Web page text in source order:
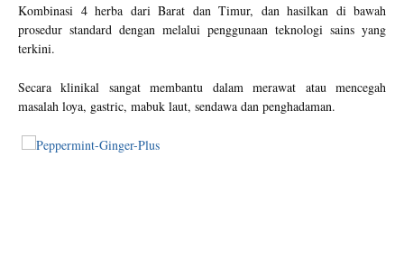
Kombinasi 4 herba dari Barat dan Timur, dan hasilkan di bawah
prosedur standard dengan melalui penggunaan teknologi sains yang
terkini.
Secara klinikal sangat membantu dalam merawat atau mencegah
masalah loya, gastric, mabuk laut, sendawa dan penghadaman.